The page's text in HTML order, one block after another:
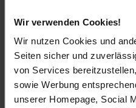
Wir verwenden Cookies!
Wir nutzen Cookies und
Seiten sicher und
von Services
sowie Werbung
unserer Homepage, Social